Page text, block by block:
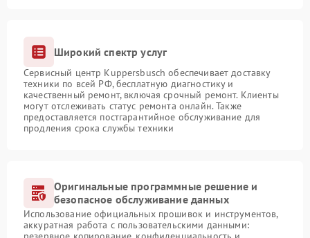
Широкий спектр услуг
Сервисный центр Kuppersbusch обеспечивает доставку
техники по всей РФ, бесплатную диагностику и
качественный ремонт, включая срочный ремонт. Клиенты
могут отслеживать статус ремонта онлайн. Также
предоставляется постгарантийное обслуживание для
продления срока службы техники
Оригинальные программные решение и
безопасное обслуживание данных
Использование официальных прошивок и инструментов,
аккуратная работа с пользовательскими данными: